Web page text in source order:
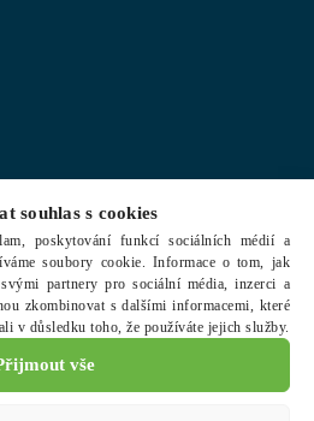
souhlas s cookies
poskytování funkcí sociálních médií a
soubory cookie. Informace o tom, jak
partnery pro sociální média, inzerci a
zkombinovat s dalšími informacemi, které
v důsledku toho, že používáte jejich služby.
vše